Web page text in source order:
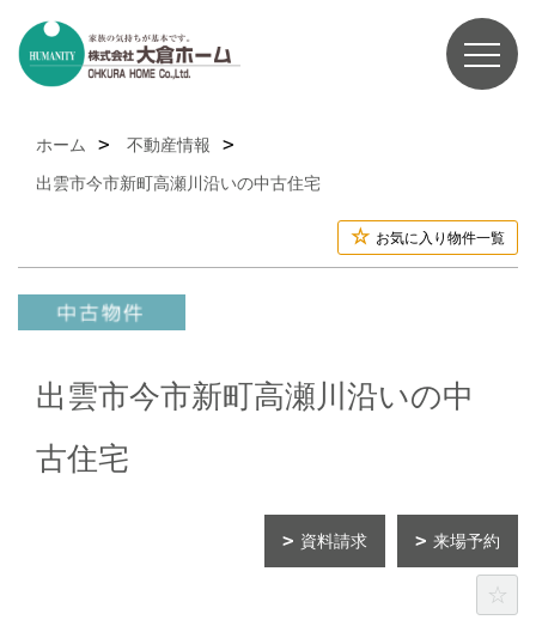
ホーム
不動産情報
出雲市今市新町高瀬川沿いの中古住宅
お気に入り物件一覧
出雲市今市新町高瀬川沿いの中
古住宅
資料請求 来場予約